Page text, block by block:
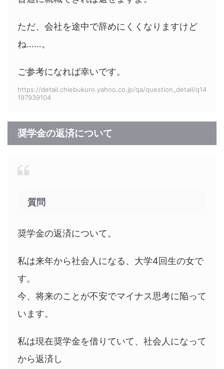
ただ、会社を途中で辞めにくくなりますけど
ね……。
ご参考になれば幸いです。
https://detail.chiebukuro.yahoo.co.jp/qa/question_detail/q14
197939104
奨学金の返済について
質問
奨学金の返済について。
私は来年から社会人になる、大学4回生の女で
す。
今、将来のことが不安でマイナス思考に陥って
います。
私は現在奨学金を借りていて、社会人になって
から返済し